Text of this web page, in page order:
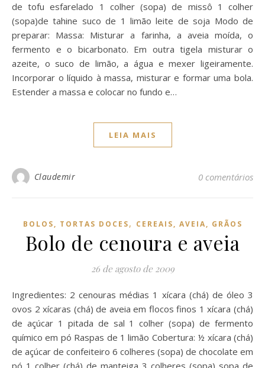
de tofu esfarelado 1 colher (sopa) de missô 1 colher
(sopa)de tahine suco de 1 limão leite de soja Modo de
preparar: Massa: Misturar a farinha, a aveia moída, o
fermento e o bicarbonato. Em outra tigela misturar o
azeite, o suco de limão, a água e mexer ligeiramente.
Incorporar o líquido à massa, misturar e formar uma bola.
Estender a massa e colocar no fundo e…
LEIA MAIS
Claudemir 0 comentários
BOLOS, TORTAS DOCES, CEREAIS, AVEIA, GRÃOS
Bolo de cenoura e aveia
26 de agosto de 2009
Ingredientes: 2 cenouras médias 1 xícara (chá) de óleo 3
ovos 2 xícaras (chá) de aveia em flocos finos 1 xícara (chá)
de açúcar 1 pitada de sal 1 colher (sopa) de fermento
químico em pó Raspas de 1 limão Cobertura: ½ xícara (chá)
de açúcar de confeiteiro 6 colheres (sopa) de chocolate em
pó 1 colher (chá) de manteiga 3 colheres (sopa) sopa de